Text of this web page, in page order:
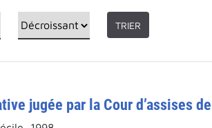
TRIER
jugée par la Cour d’assises